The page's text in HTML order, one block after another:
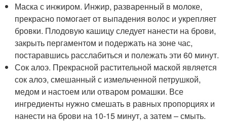
Маска с инжиром. Инжир, разваренный в молоке,
прекрасно помогает от выпадения волос и укрепляет
бровки. Плодовую кашицу следует нанести на брови,
закрыть пергаментом и подержать на зоне час,
постаравшись расслабиться и полежать эти 60 минут.
Сок алоэ. Прекрасной растительной маской является
сок алоэ, смешанный с измельченной петрушкой,
медом и настоем или отваром ромашки. Все
ингредиенты нужно смешать в равных пропорциях и
нанести на брови на 10-15 минут, а затем – смыть.